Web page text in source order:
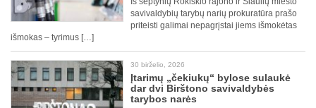
savivaldybių tarybų narių prokuratūra prašo
priteisti galimai nepagrįstai jiems išmokėtas
išmokas – tyrimus […]
30 birželio, 2026
Įtarimų „čekiukų“ bylose sulaukė
dar dvi Birštono savivaldybės
tarybos narės